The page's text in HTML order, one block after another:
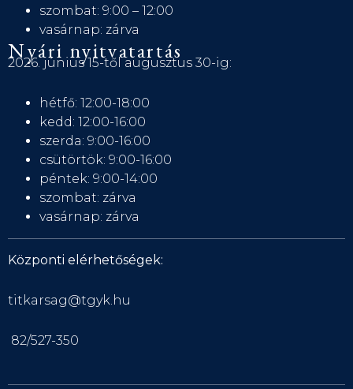
szombat: 9:00 – 12:00
vasárnap: zárva
Nyári nyitvatartás
2026. június 15-től augusztus 30-ig:
hétfő: 12:00-18:00
kedd: 12:00-16:00
szerda: 9:00-16:00
csütörtök: 9:00-16:00
péntek: 9:00-14:00
szombat: zárva
vasárnap: zárva
Központi elérhetőségek:
titkarsag@tgyk.hu
82/527-350